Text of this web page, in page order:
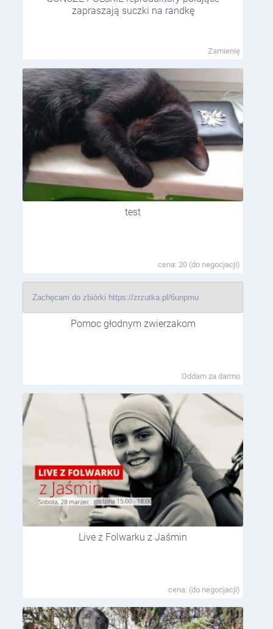
zapraszają suczki na randkę
Zamienię
test
cena: 20 (do negocjacji)
Zachęcam do zbiórki https://zrzutka.pl/6unpmu
Pomoc głodnym zwierzakom
Oddam za darmo
Live z Folwarku z Jaśmin
cena: (do negocjacji)